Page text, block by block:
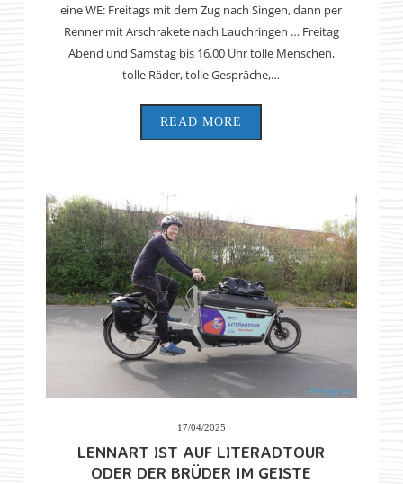
eine WE: Freitags mit dem Zug nach Singen, dann per
Renner mit Arschrakete nach Lauchringen … Freitag
Abend und Samstag bis 16.00 Uhr tolle Menschen,
tolle Räder, tolle Gespräche,…
READ MORE
17/04/2025
LENNART IST AUF LITERADTOUR
ODER DER BRÜDER IM GEISTE